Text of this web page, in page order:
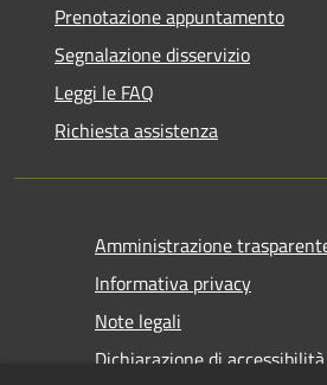
Prenotazione appuntamento
Segnalazione disservizio
Leggi le FAQ
Richiesta assistenza
Amministrazione
Informativa privacy
Note legali
Dichiarazione di accessibilità